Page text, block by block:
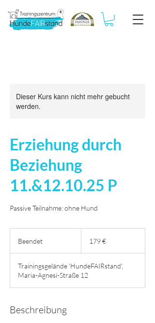
Dieser Kurs kann nicht mehr gebucht
werden.
Erziehung durch
Beziehung
11.&12.10.25 P
Passive Teilnahme: ohne Hund
Beendet
n
d
e
179 €
Trainingsgelände 'HundeFAIRstand',
Maria-Agnesi-Straße 12
Beschreibung